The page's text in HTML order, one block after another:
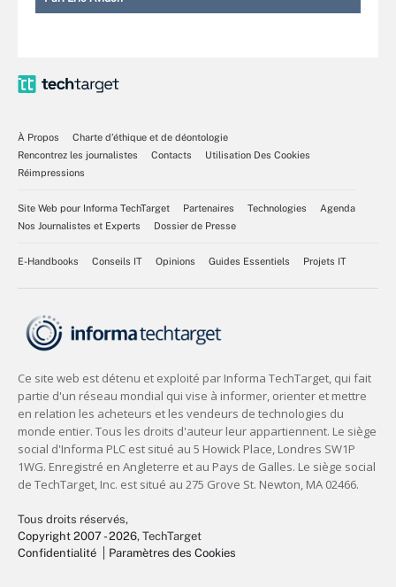
À Propos
Charte d’éthique et de déontologie
Rencontrez les journalistes
Contacts
Utilisation Des Cookies
Réimpressions
Site Web pour Informa TechTarget Partenaires Technologies
Agenda
Nos Journalistes et Experts
Dossier de Presse
E-Handbooks Conseils IT Opinions Guides Essentiels Projets IT
Tous droits réservés,
Copyright 2007 - 2026, TechTarget
Confidentialité
Paramètres des Cookies